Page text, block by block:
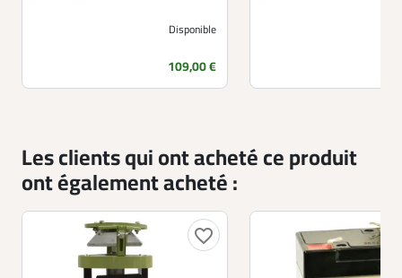
Disponible
Prix
109,00 €
Les clients qui ont acheté ce produit
ont également acheté :
favorite_border